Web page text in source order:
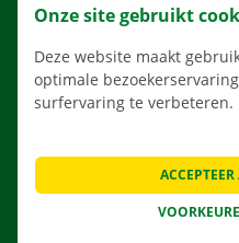
Onze site gebruikt
Deze website maakt
optimale
surfervaring te verbeteren.